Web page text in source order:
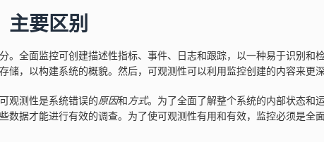
主要区别
。全面监控可创建描述性指标、事件、日志和跟踪，以一种易于识别和
储，以构建系统的概貌。然后，可观测性可以利用监控创建的内容来更深
观测性是系统错误的原因和 方式。为了全面了解整个系统的内部状态和
数据才能进行有效的调查。为了使可观测性有用和有效，监控必须是全面